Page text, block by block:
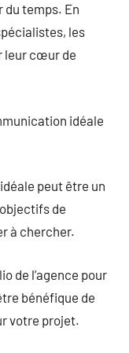
temps. En
les
leur cœur de
idéale
peut être un
de
à chercher.
de l’agence pour
bénéfique de
votre projet.